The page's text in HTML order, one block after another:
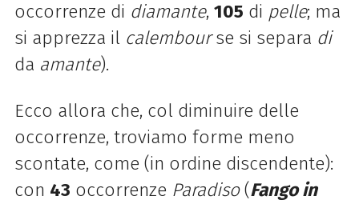
occorrenze di diamante, 105 di pelle; ma
si apprezza il calembourse si separa di
da amante).
Ecco allora che, col diminuire delle
occorrenze, troviamo forme meno
scontate, come (in ordine discendente):
con 43 occorrenze Paradiso(Fango in